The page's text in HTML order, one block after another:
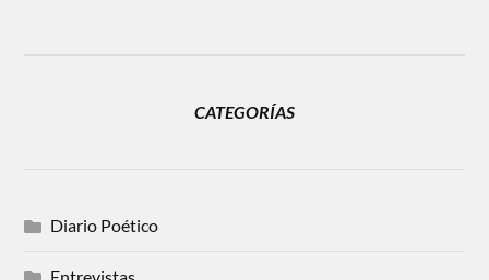
CATEGORÍAS
Diario Poético